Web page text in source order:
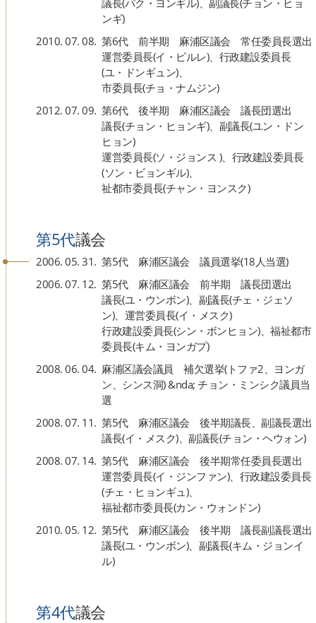
ンギ)
2010. 07. 08. 第6代 前半期 麻浦区議会 常任委員長選出
運営委員長(イ・ピルレ)、行政建設委員長
(ユ・ドンギュン)、
市委員長(チョ・ナムジン)
2012. 07. 09. 第6代 後半期 麻浦区議会 議長団選出
議長(チョン・ヒョンギ)、副議長(ユン・ドン
ヒョン)
運営委員長(ソ・ジョンス )、行政建設委員長
(ソン・ビョンギル)、
祉都市委員長(チャン・ヨンスク)
第5代議会
2006. 05. 31. 第5代 麻浦区議会 議員選挙(18人当選)
2006. 07. 12. 第5代 麻浦区議会 前半期 議長団選出
議長(ユ・ウンボン)、副議長(チェ・ジェソ
ン)、運営委員長(イ・メスク)
行政建設委員長(シン・ボンヒョン)、福祉都市
委員長(キム・ヨンガプ)
2008. 06. 04. 麻浦区議会議員 補欠選挙(トファ2、ヨンガ
ン、シンス洞) &nda; チョン・ミンシク議員当
選
2008. 07. 11. 第5代 麻浦区議会 後半期議長、副議長選出
議長(イ・メスク)、副議長(チョン・ヘウォン)
2008. 07. 14. 第5代 麻浦区議会 後半期常任委員長選出
運営委員長(イ・ジンファン)、行政建設委員長
(チェ・ヒョンギュ)、
福祉都市委員長(カン・ウォンドン)
2010. 05. 12. 第5代 麻浦区議会 後半期 議長副議長選出
議長(ユ・ウンボン)、副議長(キム・ジョンイ
ル)
第4代議会